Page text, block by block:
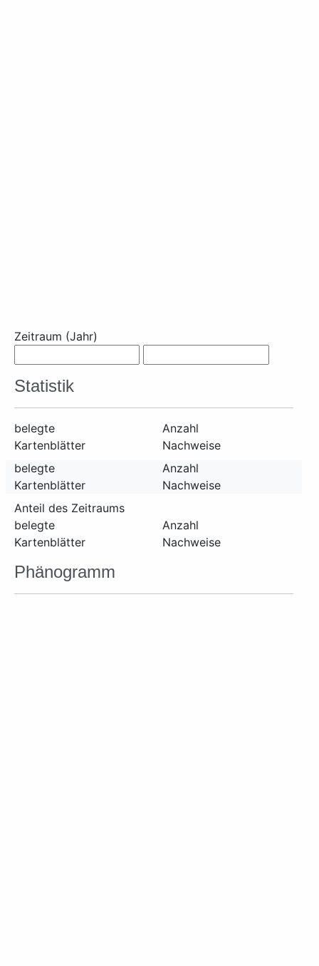
Zeitraum (Jahr)
Statistik
belegte
Kartenblätter
Anzahl
Nachweise
belegte
Kartenblätter
Anzahl
Nachweise
Anteil des Zeitraums
belegte
Kartenblätter
Anzahl
Nachweise
Phänogramm